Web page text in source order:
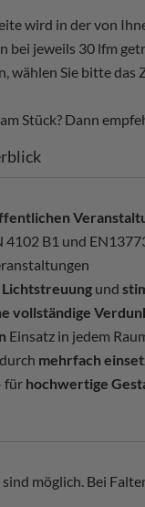
wird in der von
bei jeweils 30 lfm
wählen Sie bitte
Stück? Dann
4102 B1 und
und
vollständige
Einsatz in jedem
mehrfach
für hochwertige
möglich. Bei